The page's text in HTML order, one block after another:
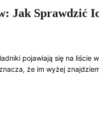
Jak Sprawdzić
pojawiają się na liście
że im wyżej